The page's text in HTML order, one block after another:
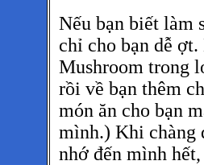
Nếu bạn biết làm
chỉ cho bạn dễ
Mushroom trong
rồi về bạn thêm
món ăn cho bạn
mình.) Khi chàng
nhớ đến mình